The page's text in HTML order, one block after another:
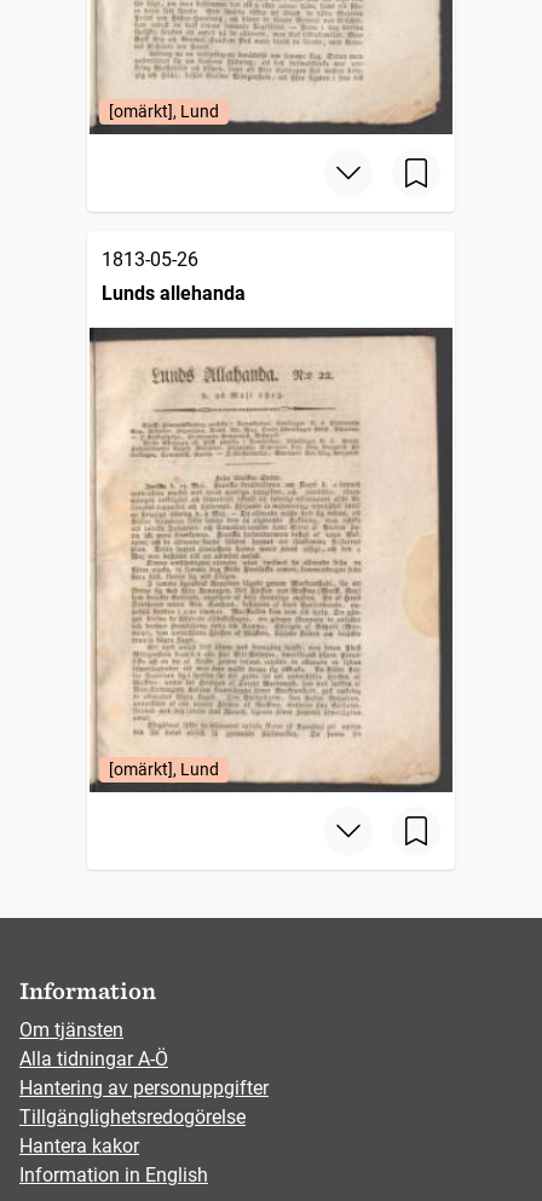
[omärkt], Lund
1813-05-26
Lunds allehanda
[omärkt], Lund
Information
Om tjänsten
Alla tidningar A-Ö
Hantering av personuppgifter
Tillgänglighetsredogörelse
Hantera kakor
Information in English